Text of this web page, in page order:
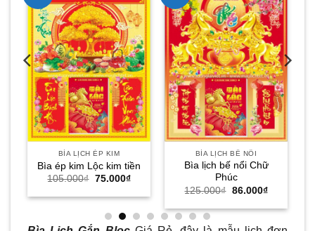
BÌA LỊCH ÉP KIM
Bìa ép kim Lộc kim tiền
105.000₫ Giá
là:
75.000₫Giá
tại
75.000₫.
BÌA LỊCH BẾ NỔI
Bìa lịch bế nổi Chữ
Phúc
125.000₫ Giá
là:
86.000₫Giá
tại
86.000₫.